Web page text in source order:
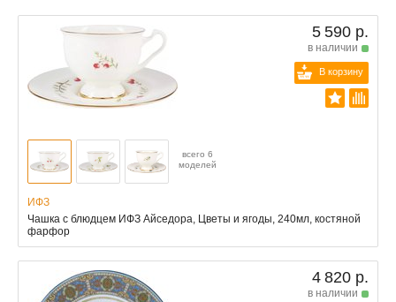
5 590 р.
в наличии
В корзину
всего 6
моделей
ИФЗ
Чашка с блюдцем ИФЗ Айседора, Цветы и ягоды, 240мл, костяной
фарфор
4 820 р.
в наличии